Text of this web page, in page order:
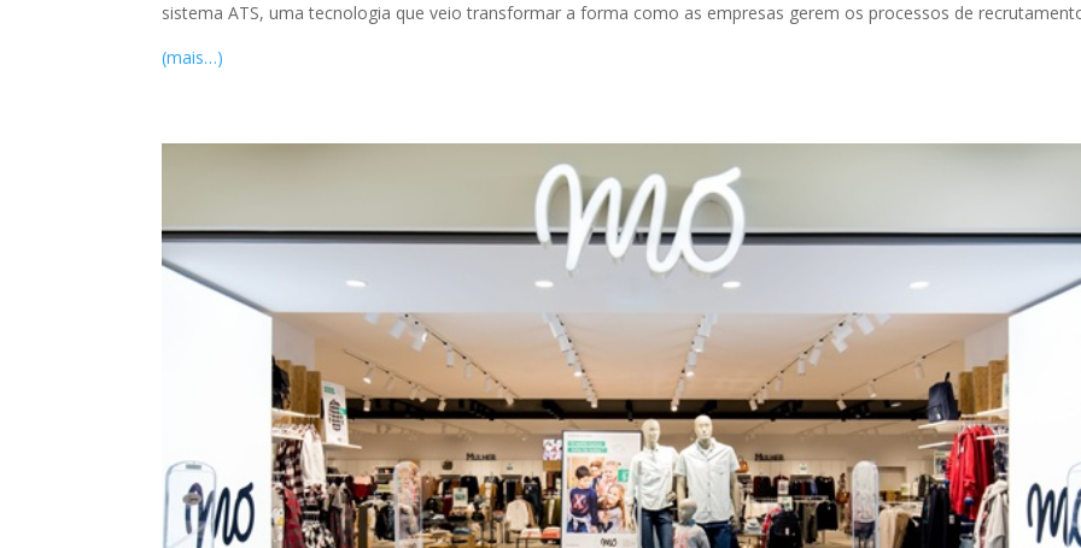
sistema ATS, uma tecnologia que veio transformar a forma como as empresas gerem os processos de
(mais…)